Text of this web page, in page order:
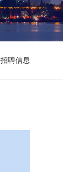
招聘信息